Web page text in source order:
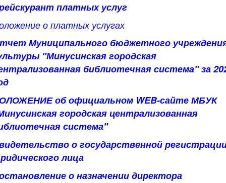
платных услуг
о платных услугах
Муниципального бюджетного
"Минусинская городская
библиотечная система" за
об официальном WEB-сайте МБУК
городская централизованная
система"
о государственной
лица
о назначении директора